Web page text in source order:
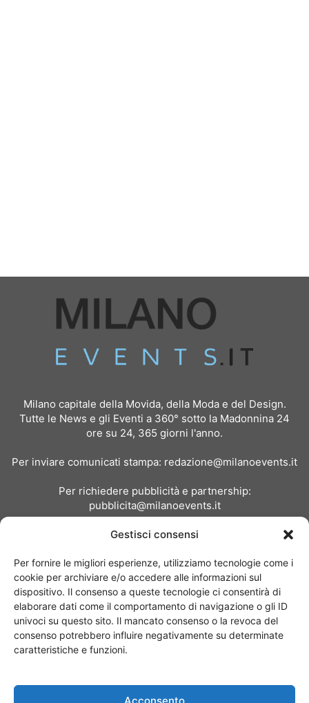
Gestisci consensi
Per fornire le migliori esperienze, utilizziamo tecnologie come i
cookie per archiviare e/o accedere alle informazioni sul
dispositivo. Il consenso a queste tecnologie ci consentirà di
elaborare dati come il comportamento di navigazione o gli ID
univoci su questo sito. Il mancato consenso o la revoca del
consenso potrebbero influire negativamente su determinate
caratteristiche e funzioni.
Acconsento
Milano capitale della Movida, della Moda e del Design.
Tutte le News e gli Eventi a 360° sotto la Madonnina 24
ore su 24, 365 giorni l'anno.
Per inviare comunicati stampa: redazione@milanoevents.it
Per richiedere pubblicità e partnership:
pubblicita@milanoevents.it
Chi siamo I Nostri Clienti